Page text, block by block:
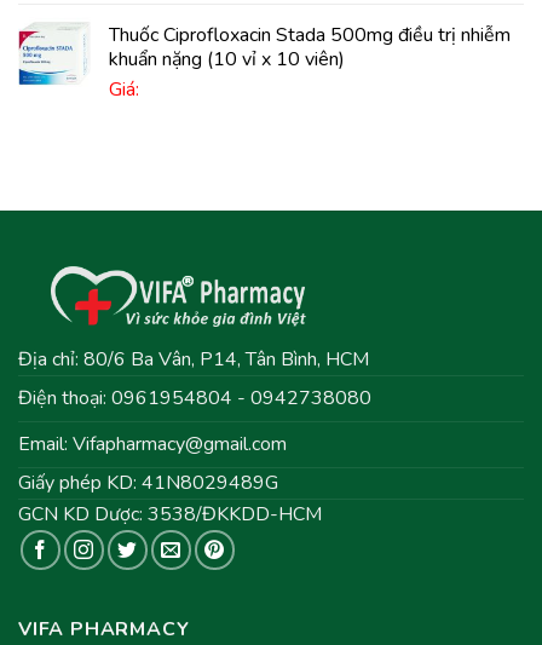
Thuốc Ciprofloxacin Stada 500mg điều trị nhiễm
khuẩn nặng (10 vỉ x 10 viên)
Giá:
Địa chỉ: 80/6 Ba Vân, P14, Tân Bình, HCM
Điện thoại: 0961954804 - 0942738080
Email: Vifapharmacy@gmail.com
Giấy phép KD: 41N8029489G
GCN KD Dược: 3538/ĐKKDD-HCM
VIFA PHARMACY